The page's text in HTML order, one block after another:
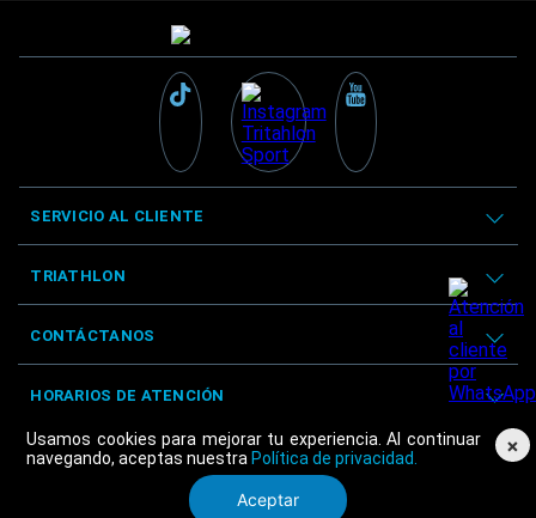
Usamos cookies para mejorar tu experiencia. Al continuar
navegando, aceptas nuestra Política de privacidad.
Aceptar
×
SERVICIO AL CLIENTE
TRIATHLON
CONTÁCTANOS
HORARIOS DE ATENCIÓN
© Triathlon 2025 - Derechos reservados